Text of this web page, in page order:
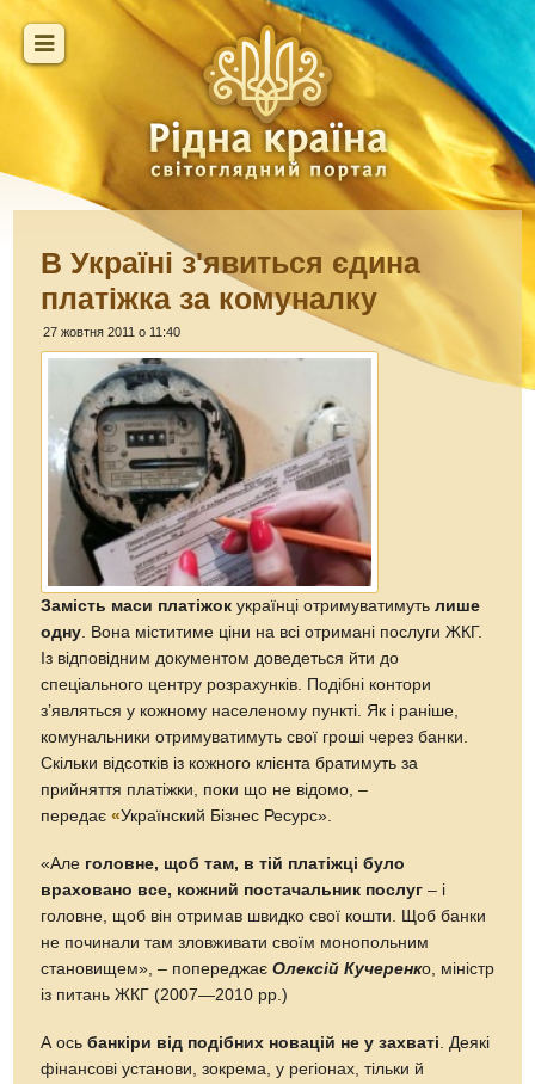
В Україні з'явиться єдина
платіжка за комуналку
27 жовтня 2011 о 11:40
Замість маси платіжок українці отримуватимутьлише
одну . Вона міститиме ціни на всі отримані послуги ЖКГ.
Із відповідним документом доведеться йти до
спеціального центру розрахунків. Подібні контори
з’являться у кожному населеному пункті. Як і раніше,
комунальники отримуватимуть свої гроші через банки.
Скільки відсотків із кожного клієнта братимуть за
прийняття платіжки, поки що не відомо, –
передає«Українский Бізнес Ресурс».
«Але головне, щоб там, в тій платіжці було
враховано все, кожний постачальник послуг – і
головне, щоб він отримав швидко свої кошти. Щоб банки
не починали там зловживати своїм монопольним
становищем», – попереджаєОлексій Кучеренко, міністр
із питань ЖКГ (2007—2010 рр.)
А осьбанкіри від подібних новацій не у захваті . Деякі
фінансові установи, зокрема, у регіонах, тільки й